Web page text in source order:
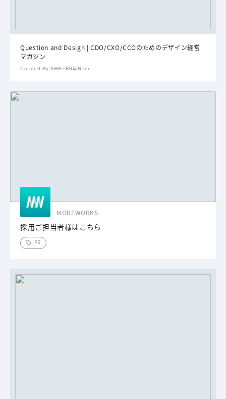
Question and Design | CDO/CXO/CCOのためのデザイン経営
マガジン
Created By SHIFTBRAIN Inc.
MOREWORKS
採用ご担当者様はこちら
PR